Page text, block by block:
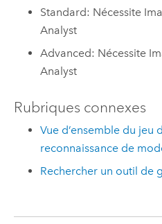
Standard: Nécessite
Analyst
Advanced: Nécessite
Analyst
Rubriques connexes
Vue d’ensemble du jeu
reconnaissance de
Rechercher un outil de